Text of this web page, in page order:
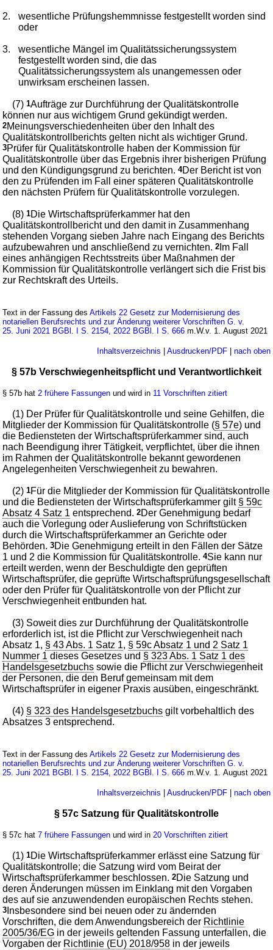
2.
wesentliche Prüfungshemmnisse festgestellt worden sind
oder
3.
wesentliche Mängel im Qualitätssicherungssystem
festgestellt worden sind, die das
Qualitätssicherungssystem als unangemessen oder
unwirksam erscheinen lassen.
(7)1Aufträge zur Durchführung der Qualitätskontrolle
können nur aus wichtigem Grund gekündigt werden.
2Meinungsverschiedenheiten über den Inhalt des
Qualitätskontrollberichts gelten nicht als wichtiger Grund.
3Prüfer für Qualitätskontrolle haben der Kommission für
Qualitätskontrolle über das Ergebnis ihrer bisherigen Prüfung
und den Kündigungsgrund zu berichten.4Der Bericht ist von
den zu Prüfenden im Fall einer späteren Qualitätskontrolle
den nächsten Prüfern für Qualitätskontrolle vorzulegen.
(8)1Die Wirtschaftsprüferkammer hat den
Qualitätskontrollbericht und den damit in Zusammenhang
stehenden Vorgang sieben Jahre nach Eingang des Berichts
aufzubewahren und anschließend zu vernichten.2 Im Fall
eines anhängigen Rechtsstreits über Maßnahmen der
Kommission für Qualitätskontrolle verlängert sich die Frist bis
zur Rechtskraft des Urteils.
Text in der Fassung desArtikels 22 Gesetz zur Modernisierung des
notariellen Berufsrechts und zur Änderung weiterer Vorschriften G. v.
25. Juni 2021 BGBl. I S. 2154, 2022 BGBl. I S. 666 m.W.v. 1. August 2021
Inhaltsverzeichnis Ausdrucken/PDF| nach oben
§ 57b Verschwiegenheitspflicht und Verantwortlichkeit
§ 57b hat2 frühere Fassungen und wird in 11 Vorschriften zitiert
(1) Der Prüfer für Qualitätskontrolle und seine Gehilfen, die
Mitglieder der Kommission für Qualitätskontrolle (§ 57e) und
die Bediensteten der Wirtschaftsprüferkammer sind, auch
nach Beendigung ihrer Tätigkeit, verpflichtet, über die ihnen
im Rahmen der Qualitätskontrolle bekannt gewordenen
Angelegenheiten Verschwiegenheit zu bewahren.
(2)1Für die Mitglieder der Kommission für Qualitätskontrolle
und die Bediensteten der Wirtschaftsprüferkammer gilt § 59c
Absatz 4 Satz 1 entsprechend.2Der Genehmigung bedarf
auch die Vorlegung oder Auslieferung von Schriftstücken
durch die Wirtschaftsprüferkammer an Gerichte oder
Behörden.3Die Genehmigung erteilt in den Fällen der Sätze
1 und 2 die Kommission für Qualitätskontrolle.4Sie kann nur
erteilt werden, wenn der Beschuldigte den geprüften
Wirtschaftsprüfer, die geprüfte Wirtschaftsprüfungsgesellschaft
oder den Prüfer für Qualitätskontrolle von der Pflicht zur
Verschwiegenheit entbunden hat.
(3) Soweit dies zur Durchführung der Qualitätskontrolle
erforderlich ist, ist die Pflicht zur Verschwiegenheit nach
Absatz 1, § 43 Abs. 1 Satz 1, § 59c Absatz 1 und 2 Satz 1
Nummer 1 dieses Gesetzes und § 323 Abs. 1 Satz 1 des
Handelsgesetzbuchs sowie die Pflicht zur Verschwiegenheit
der Personen, die den Beruf gemeinsam mit dem
Wirtschaftsprüfer in eigener Praxis ausüben, eingeschränkt.
(4) § 323 des Handelsgesetzbuchs gilt vorbehaltlich des
Absatzes 3 entsprechend.
Text in der Fassung desArtikels 22 Gesetz zur Modernisierung des
notariellen Berufsrechts und zur Änderung weiterer Vorschriften G. v.
25. Juni 2021 BGBl. I S. 2154, 2022 BGBl. I S. 666 m.W.v. 1. August 2021
Inhaltsverzeichnis Ausdrucken/PDF| nach oben
§ 57c Satzung für Qualitätskontrolle
§ 57c hat7 frühere Fassungen und wird in20 Vorschriften zitiert
(1)1Die Wirtschaftsprüferkammer erlässt eine Satzung für
Qualitätskontrolle; die Satzung wird vom Beirat der
Wirtschaftsprüferkammer beschlossen.2Die Satzung und
deren Änderungen müssen im Einklang mit den Vorgaben
des auf sie anzuwendenden europäischen Rechts stehen.
3 Insbesondere sind bei neuen oder zu ändernden
Vorschriften, die dem Anwendungsbereich der Richtlinie
2005/36/EG in der jeweils geltenden Fassung unterfallen, die
Vorgaben der Richtlinie (EU) 2018/958 in der jeweils